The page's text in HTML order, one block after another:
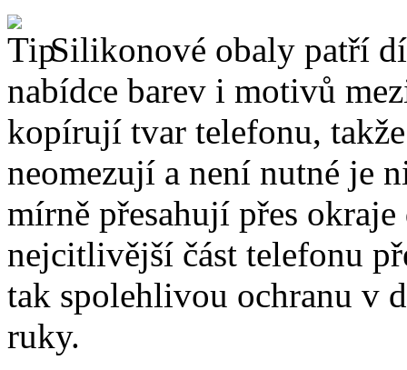
Silikonové obaly patří
nabídce barev i motivů
kopírují tvar telefonu,
neomezují a není nutné je
mírně přesahují přes
nejcitlivější část telefonu
tak spolehlivou ochranu v
ruky.